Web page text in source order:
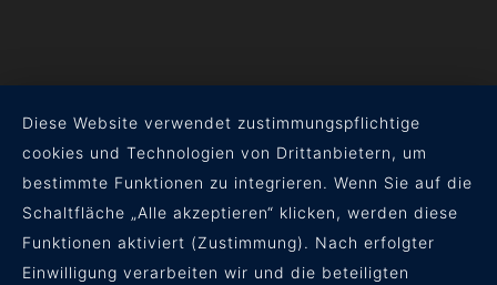
Diese Website verwendet zustimmungspflichtige
cookies und Technologien von Drittanbietern, um
bestimmte Funktionen zu integrieren. Wenn Sie auf die
Schaltfläche „Alle akzeptieren“ klicken, werden diese
Funktionen aktiviert (Zustimmung). Nach erfolgter
Einwilligung verarbeiten wir und die beteiligten